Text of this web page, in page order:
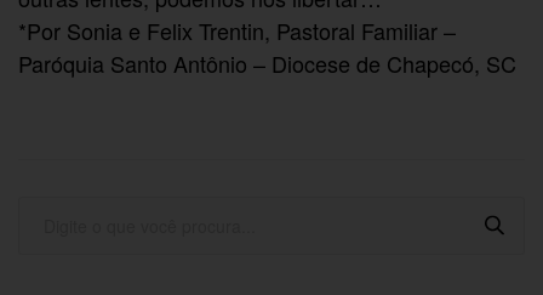
*Por Sonia e Felix Trentin, Pastoral Familiar –
Paróquia Santo Antônio – Diocese de Chapecó, SC